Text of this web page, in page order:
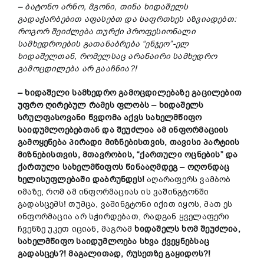
– ბატონო არნო, მგონი, თინა ხიდაშელს
გადაჭარბებით აფასებთ და საფრთხეს აზვიადებთ:
როგორ შეიძლება თურქი პროფესიონალი
სამხედროების გათანაბრება “ენჯეო”-ელ
ხიდაშელთან, რომელსაც არანაირი სამხედრო
გამოცდილება არ გააჩნია?!
– ხიდაშელი სამხედრო გამოცდილებაზე გაცილებით
უფრო ღირებულ რამეს ფლობს – ხიდაშელს
სრულფასოვანი წვდომა აქვს სახელმწიფო
საიდუმლოებებთან და შეუძლია ამ ინფორმაციის
გამოყენება პირადი მიზნებისთვის, თავისი პარტიის
მიზნებისთვის, მთავრობის, “ქართული ოცნების” და
ქართული სახელმწიფოს წინააღმდეგ – ოღონდაც
ხელისუფლებაში დაბრუნდეს! აღარაფერს ვამბობ
იმაზე, რომ ამ ინფორმაციას ის ვაშინგტონში
გადასცემს! თუმცა, ვაშინგტონი იქით იყოს, მათ ეს
ინფორმაცია არ სჭირდებათ, რადგან ყველაფერი
ჩვენზე უკეთ იციან, მაგრამხიდაშელს ხომ შეუძლია,
სახელმწიფო საიდუმლოება სხვა ქვეყნებსაც
გადასცეს?! მაგალითად, რუსეთზეგაყიდოს?!